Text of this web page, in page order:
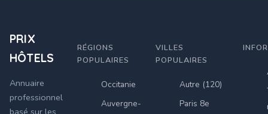
PRIX
HÔTELS
Annuaire
professionnel
RÉGIONS
POPULAIRES
Occitanie
Auvergne-
VILLES
POPULAIRES
Autre (120)
Paris 8e